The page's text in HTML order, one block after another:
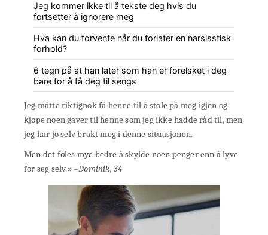
Jeg kommer ikke til å tekste deg hvis du
fortsetter å ignorere meg
Hva kan du forvente når du forlater en narsisstisk
forhold?
6 tegn på at han later som han er forelsket i deg
bare for å få deg til sengs
Jeg måtte riktignok få henne til å stole på meg igjen og
kjøpe noen gaver til henne som jeg ikke hadde råd til, men
jeg har jo selv brakt meg i denne situasjonen.
Men det føles mye bedre å skylde noen penger enn å lyve
for seg selv.»–Dominik, 34